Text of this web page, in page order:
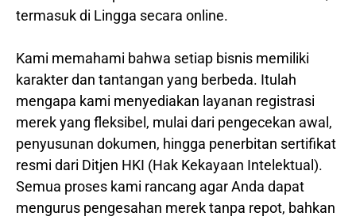
termasuk di Lingga secara online.
Kami memahami bahwa setiap bisnis memiliki
karakter dan tantangan yang berbeda. Itulah
mengapa kami menyediakan layanan registrasi
merek yang fleksibel, mulai dari pengecekan awal,
penyusunan dokumen, hingga penerbitan sertifikat
resmi dari Ditjen HKI (Hak Kekayaan Intelektual).
Semua proses kami rancang agar Anda dapat
mengurus pengesahan merek tanpa repot, bahkan